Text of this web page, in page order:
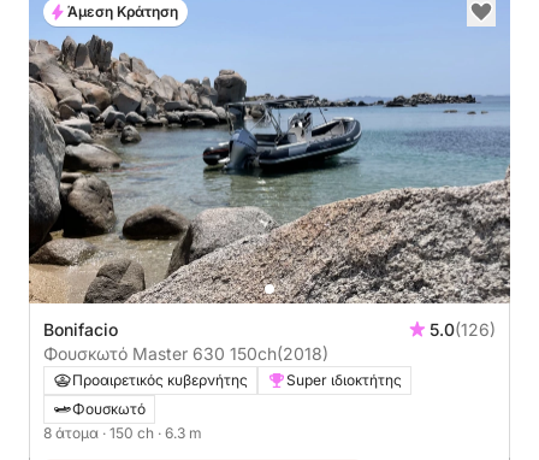
Bonifacio 5.0(126)
Φουσκωτό Master 630 150ch(2018)
Προαιρετικός κυβερνήτης
Super ιδιοκτήτης
Φουσκωτό
8 άτομα · 150 ch · 6.3 m
Άμεση Κράτηση